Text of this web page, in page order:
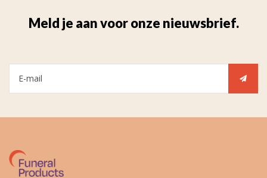
Meld je aan voor onze nieuwsbrief.